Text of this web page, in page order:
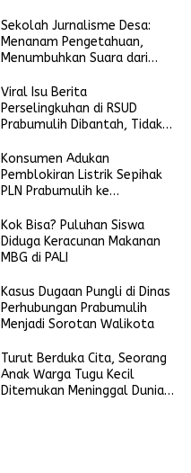
2026
Sekolah Jurnalisme Desa:
Menanam Pengetahuan,
Menumbuhkan Suara dari
Viral Isu Berita
Perselingkuhan di RSUD
Prabumulih Dibantah, Tidak
Konsumen Adukan
Pemblokiran Listrik Sepihak
PLN Prabumulih ke
Kok Bisa? Puluhan Siswa
Diduga Keracunan Makanan
MBG di PALI
Kasus Dugaan Pungli di Dinas
Perhubungan Prabumulih
Menjadi Sorotan Walikota
Turut Berduka Cita, Seorang
Anak Warga Tugu Kecil
Ditemukan Meninggal Dunia